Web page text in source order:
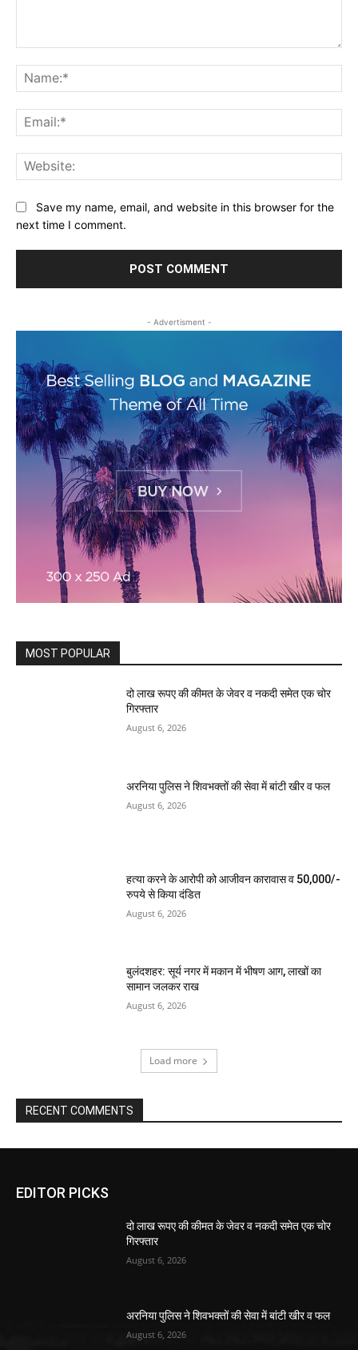
Save my name, email, and website in this browser for the
next time I comment.
- Advertisment -
MOST POPULAR
दो लाख रूपए की कीमत के जेवर व नकदी समेत एक चोर
गिरफ्तार
August 6, 2026
अरनिया पुलिस ने शिवभक्तों की सेवा में बांटी खीर व फल
August 6, 2026
हत्या करने के आरोपी को आजीवन कारावास व 50,000/-
रुपये से किया दंडित
August 6, 2026
बुलंदशहर: सूर्य नगर में मकान में भीषण आग, लाखों का
सामान जलकर राख
August 6, 2026
Load more
RECENT COMMENTS
EDITOR PICKS
दो लाख रूपए की कीमत के जेवर व नकदी समेत एक चोर
गिरफ्तार
August 6, 2026
अरनिया पुलिस ने शिवभक्तों की सेवा में बांटी खीर व फल
August 6, 2026